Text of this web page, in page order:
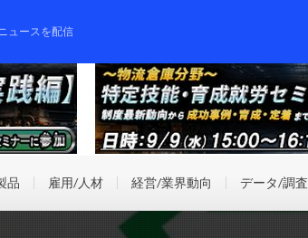
ュースを配信
品 雇用/人材 経営/業界動向 データ/調査